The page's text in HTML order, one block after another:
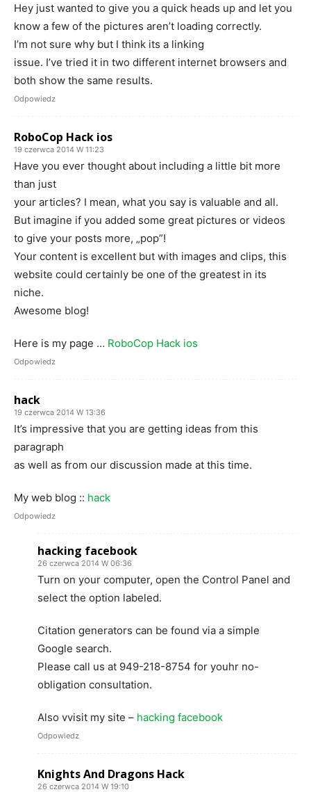
Hey just wanted to give you a quick heads up and let you
know a few of the pictures aren’t loading correctly.
I’m not sure why but I think its a linking
issue. I’ve tried it in two different internet browsers and
both show the same results.
Odpowiedz
RoboCop Hack ios
19 czerwca 2014 W 11:23
Have you ever thought about including a little bit more
than just
your articles? I mean, what you say is valuable and all.
But imagine if you added some great pictures or videos
to give your posts more, „pop”!
Your content is excellent but with images and clips, this
website could certainly be one of the greatest in its
niche.
Awesome blog!
Here is my page … RoboCop Hack ios
Odpowiedz
hack
19 czerwca 2014 W 13:36
It’s impressive that you are getting ideas from this
paragraph
as well as from our discussion made at this time.
My web blog :: hack
Odpowiedz
hacking facebook
26 czerwca 2014 W 06:36
Turn on your computer, open the Control Panel and
select the option labeled.
Citation generators can be found via a simple
Google search.
Please call us at 949-218-8754 for youhr no-
obligation consultation.
Also vvisit my site – hacking facebook
Odpowiedz
Knights And Dragons Hack
26 czerwca 2014 W 19:10